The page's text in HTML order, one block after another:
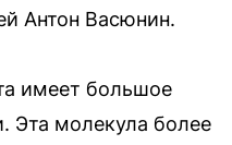
Антон Васюнин.
имеет большое
Эта молекула более